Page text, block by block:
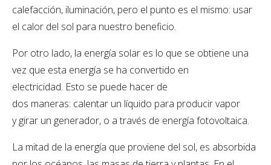
calefacción, iluminación, pero el punto es el mismo: usar
el calor del sol para nuestro beneficio.
Por otro lado, la energía solar es lo que se obtiene una
vez que esta energía se ha convertido en
electricidad. Esto se puede hacer de
dos maneras: calentar un líquido para producir vapor
y girar un generador, o a través de energía fotovoltaica.
La mitad de la energía que proviene del sol, es absorbida